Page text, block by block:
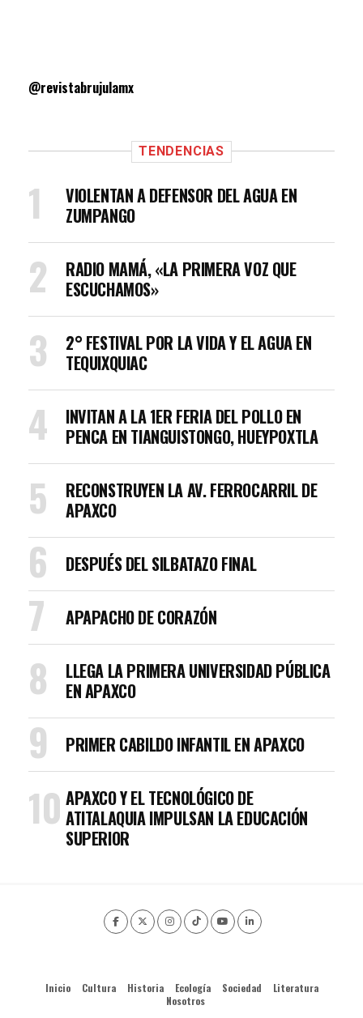
@revistabrujulamx
TENDENCIAS
VIOLENTAN A DEFENSOR DEL AGUA EN
ZUMPANGO
RADIO MAMÁ, «LA PRIMERA VOZ QUE
ESCUCHAMOS»
2° FESTIVAL POR LA VIDA Y EL AGUA EN
TEQUIXQUIAC
INVITAN A LA 1ER FERIA DEL POLLO EN
PENCA EN TIANGUISTONGO, HUEYPOXTLA
RECONSTRUYEN LA AV. FERROCARRIL DE
APAXCO
DESPUÉS DEL SILBATAZO FINAL
APAPACHO DE CORAZÓN
LLEGA LA PRIMERA UNIVERSIDAD PÚBLICA
EN APAXCO
PRIMER CABILDO INFANTIL EN APAXCO
APAXCO Y EL TECNOLÓGICO DE
ATITALAQUIA IMPULSAN LA EDUCACIÓN
SUPERIOR
Inicio Cultura Historia Ecología Sociedad
Literatura
Nosotros